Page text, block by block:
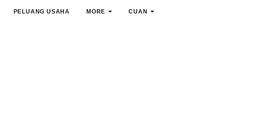
PELUANG USAHA MORE CUAN